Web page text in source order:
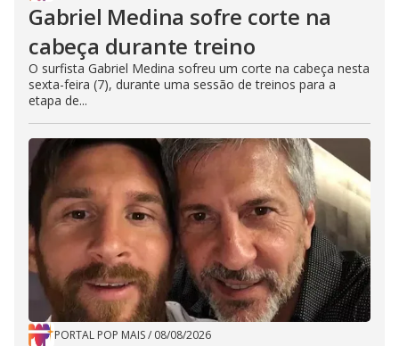
Gabriel Medina sofre corte na
cabeça durante treino
O surfista Gabriel Medina sofreu um corte na cabeça nesta
sexta-feira (7), durante uma sessão de treinos para a
etapa de...
PORTAL POP MAIS/ 08/08/2026